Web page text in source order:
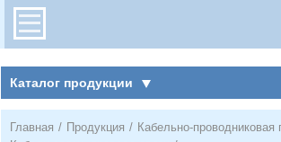
Каталог продукции
Главная / Продукция / Кабельно-проводниковая